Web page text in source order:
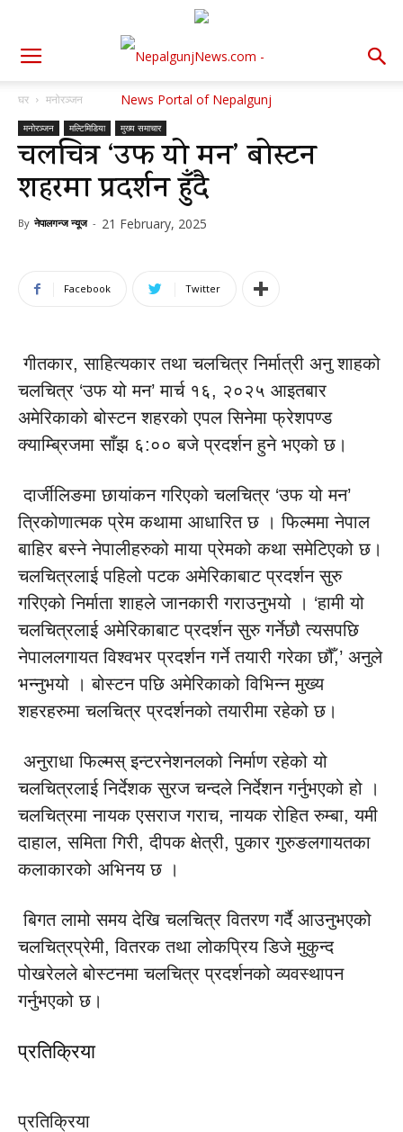
घर मनोरञ्जन
मनोरञ्जन मल्टिमिडिया मुख्य समाचार
चलचित्र ‘उफ यो मन’ बोस्टन
शहरमा प्रदर्शन हुँदै
By नेपालगन्ज न्यूज - 21 February, 2025
Facebook Twitter
गीतकार, साहित्यकार तथा चलचित्र निर्मात्री अनु शाहको
चलचित्र ‘उफ यो मन’ मार्च १६, २०२५ आइतबार
अमेरिकाको बोस्टन शहरको एपल सिनेमा फ्रेशपण्ड
क्याम्ब्रिजमा साँझ ६:०० बजे प्रदर्शन हुने भएको छ।
दार्जीलिङमा छायांकन गरिएको चलचित्र ‘उफ यो मन’
त्रिकोणात्मक प्रेम कथामा आधारित छ । फिल्ममा नेपाल
बाहिर बस्ने नेपालीहरुको माया प्रेमको कथा समेटिएको छ।
चलचित्रलाई पहिलो पटक अमेरिकाबाट प्रदर्शन सुरु
गरिएको निर्माता शाहले जानकारी गराउनुभयो । ‘हामी यो
चलचित्रलाई अमेरिकाबाट प्रदर्शन सुरु गर्नेछौ त्यसपछि
नेपाललगायत विश्वभर प्रदर्शन गर्ने तयारी गरेका छौँ,’ अनुले
भन्नुभयो । बोस्टन पछि अमेरिकाको विभिन्न मुख्य
शहरहरुमा चलचित्र प्रदर्शनको तयारीमा रहेको छ।
अनुराधा फिल्मस् इन्टरनेशनलको निर्माण रहेको यो
चलचित्रलाई निर्देशक सुरज चन्दले निर्देशन गर्नुभएको हो ।
चलचित्रमा नायक एसराज गराच, नायक रोहित रुम्बा, यमी
दाहाल, समिता गिरी, दीपक क्षेत्री, पुकार गुरुङलगायतका
कलाकारको अभिनय छ ।
बिगत लामो समय देखि चलचित्र वितरण गर्दै आउनुभएको
चलचित्रप्रेमी, वितरक तथा लोकप्रिय डिजे मुकुन्द
पोखरेलले बोस्टनमा चलचित्र प्रदर्शनको व्यवस्थापन
गर्नुभएको छ।
प्रतिक्रिया
प्रतिक्रिया